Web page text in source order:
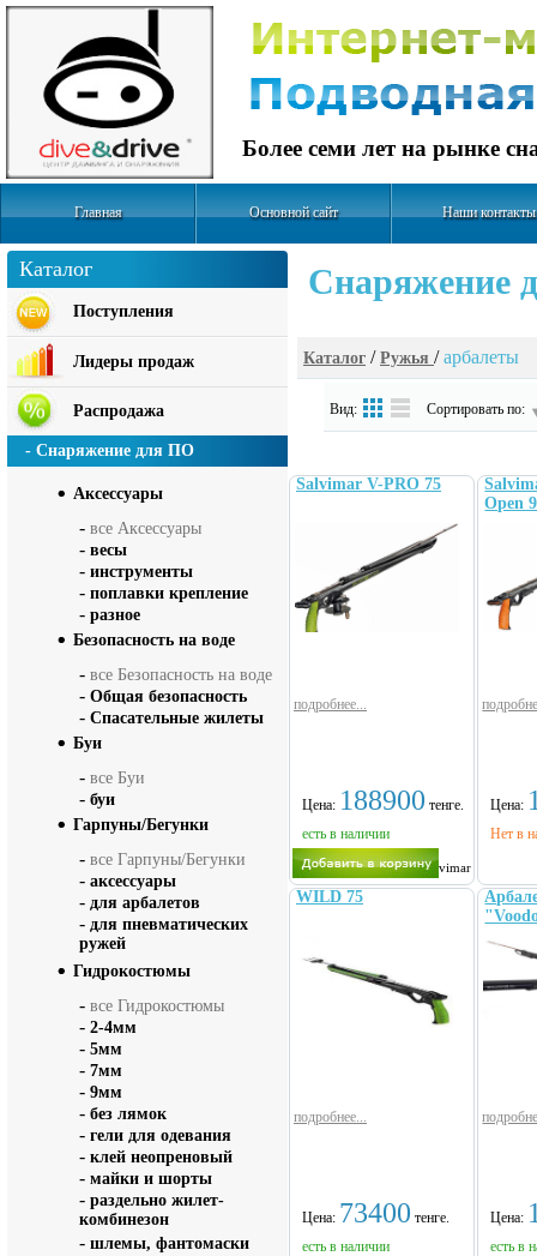
Более семи лет на рынке
Главная Основной сайт Наши контакты
Cнаряжение
Каталог / Ружья /арбалеты
Вид: Сортировать по:
Salvimar V-PRO 75
подробнее...
Salvimar
Цена: 188900 тенге.
есть в наличии
Open
Цена:
Нет в
WILD 75
подробнее...
Цена: 73400 тенге.
есть в наличии
Цена:
есть в
Каталог
Поступления
Лидеры продаж
Распродажа
- Снаряжение для ПО
Аксесcуары
- все Аксесcуары
- весы
- инструменты
- поплавки крепление
- разное
Безопасность на воде
- все Безопасность на воде
- Общая безопасность
- Спасательные жилеты
Буи
- все Буи
- буи
Гарпуны/Бегунки
- все Гарпуны/Бегунки
- аксессуары
- для арбалетов
- для пневматических
ружей
Гидрокостюмы
- все Гидрокостюмы
- 2-4мм
- 5мм
- 7мм
- 9мм
- без лямок
- гели для одевания
- клей неопреновый
- майки и шорты
- раздельно жилет-
комбинезон
- шлемы, фантомаски